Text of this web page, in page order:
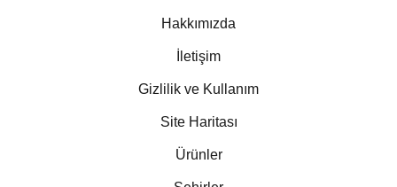
Hakkımızda
İletişim
Gizlilik ve Kullanım
Site Haritası
Ürünler